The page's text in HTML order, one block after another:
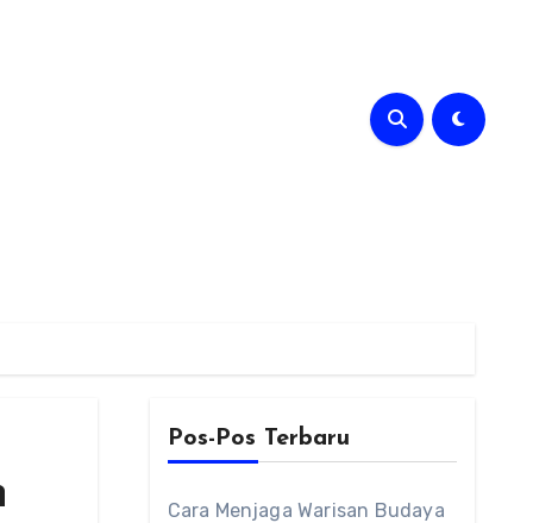
Pos-Pos Terbaru
Cara Menjaga Warisan Budaya